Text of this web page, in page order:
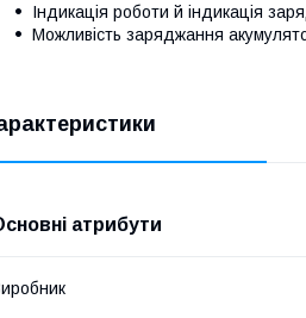
Індикація роботи й індикація
Можливість заряджання
атрибути